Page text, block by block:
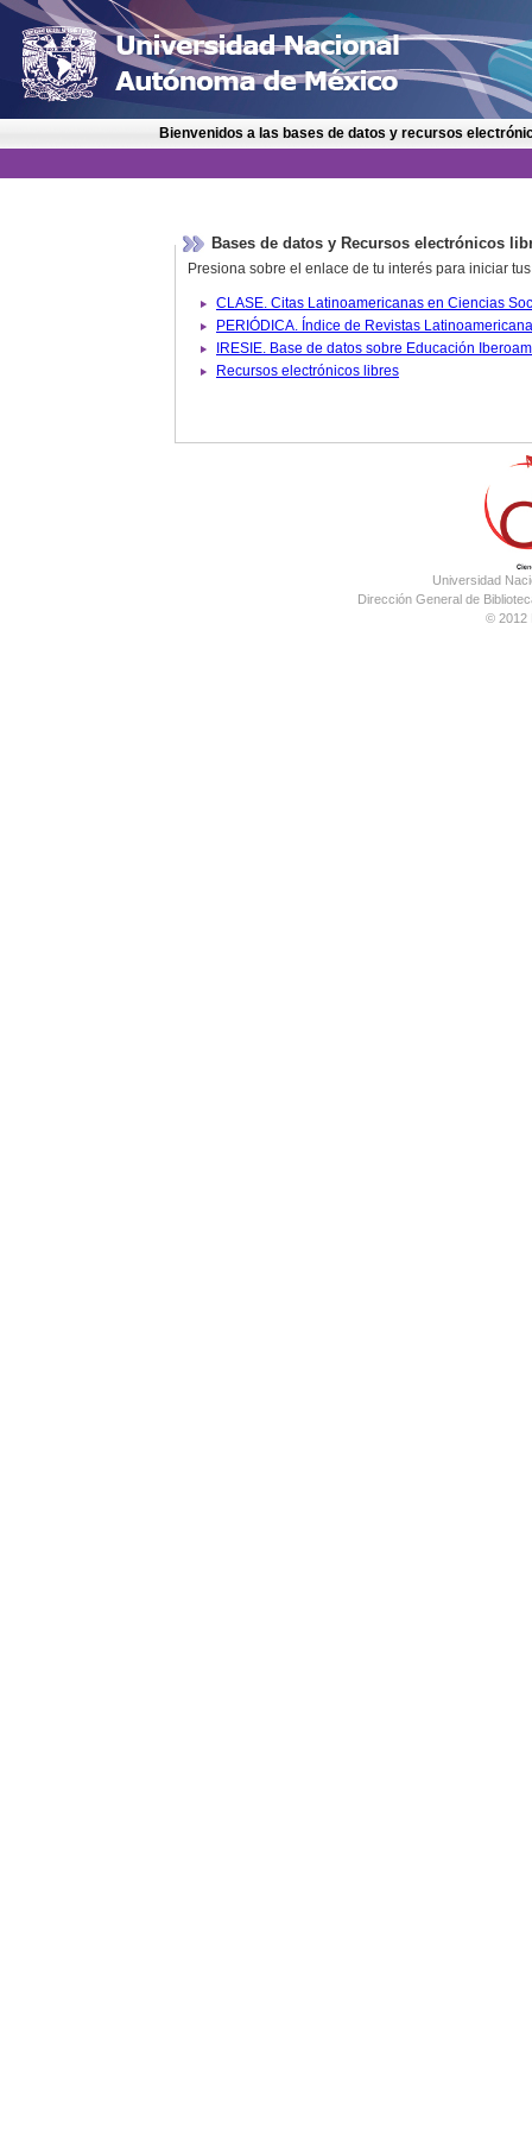
Bienvenidos a las bases de datos y recursos
Bases de datos y Recursos electrónicos
Presiona sobre el enlace de tu interés para iniciar
IRESIE. Base de datos
Recursos electrónicos libres
Universidad
Dirección General de
© 2012